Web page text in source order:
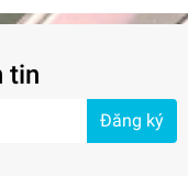
tin
Đăng ký